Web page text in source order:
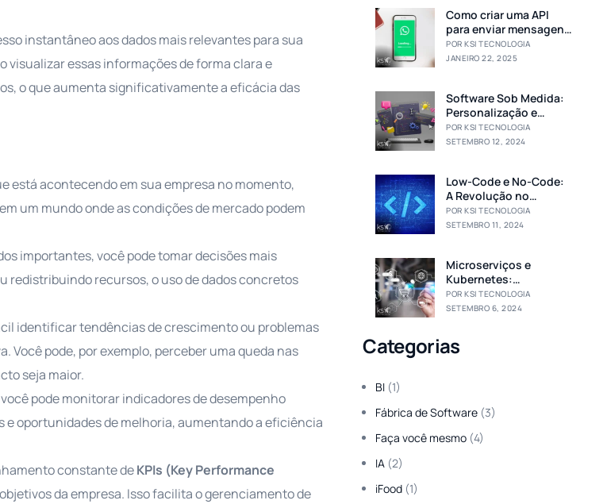
instantâneo aos dados mais relevantes para sua
visualizar essas informações de forma clara e
o que aumenta significativamente a eficácia das
está acontecendo em sua empresa no momento,
um mundo onde as condições de mercado podem
importantes, você pode tomar decisões mais
redistribuindo recursos, o uso de dados concretos
identificar tendências de crescimento ou problemas
Você pode, por exemplo, perceber uma queda nas
seja maior.
pode monitorar indicadores de desempenho
e oportunidades de melhoria, aumentando a eficiência
constante deKPIs (Key Performance
da empresa. Isso facilita o gerenciamento de
Como criar uma API
para enviar mensagens
no WhatsApp Sem usar
a plataforma oficial
POR KSI TECNOLOGIA
JANEIRO 22, 2025
Software Sob Medida:
Personalização e
Eficiência para o Seu
Negócio
POR KSI TECNOLOGIA
SETEMBRO 12, 2024
Low-Code e No-Code:
A Revolução no
Desenvolvimento de
Software
POR KSI TECNOLOGIA
SETEMBRO 11, 2024
Microserviços e
Kubernetes:
Otimizando a
Implantação de
POR KSI TECNOLOGIA
SETEMBRO 6, 2024
Categorias
BI (1)
Fábrica de Software (3)
Faça você mesmo (4)
IA (2)
iFood (1)